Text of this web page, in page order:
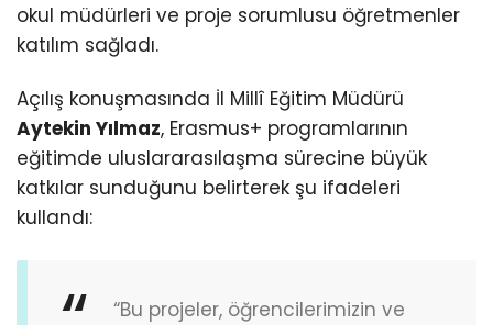
okul müdürleri ve proje sorumlusu öğretmenler
katılım sağladı.
Açılış konuşmasında İl Millî Eğitim Müdürü
Aytekin Yılmaz, Erasmus+ programlarının
eğitimde uluslararasılaşma sürecine büyük
katkılar sunduğunu belirterek şu ifadeleri
kullandı:
“Bu projeler, öğrencilerimizin ve